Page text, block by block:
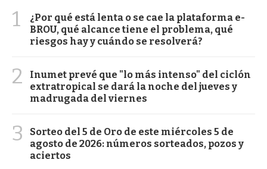
1
¿Por qué está lenta o se cae la plataforma e-
BROU, qué alcance tiene el problema, qué
riesgos hay y cuándo se resolverá?
2
Inumet prevé que "lo más intenso" del ciclón
extratropical se dará la noche del jueves y
madrugada del viernes
3
Sorteo del 5 de Oro de este miércoles 5 de
agosto de 2026: números sorteados, pozos y
aciertos